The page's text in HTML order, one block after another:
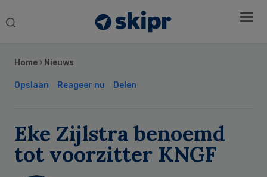
Search
Home › Nieuws
Opslaan Reageer nu Delen
Eke Zijlstra benoemd
tot voorzitter KNGF
Sidebar